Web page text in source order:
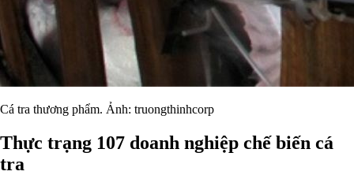
Cá tra thương phẩm. Ảnh: truongthinhcorp
Thực trạng 107 doanh nghiệp chế biến cá
tra